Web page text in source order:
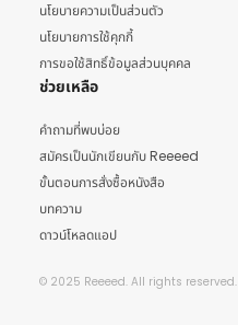
นโยบายความเป็นส่วนตัว
นโยบายการใช้คุกกี้
การขอใช้สิทธิ์ข้อมูลส่วนบุคคล
ช่วยเหลือ
คำถามที่พบบ่อย
สมัครเป็นนักเขียนกับ Reeeed
ขั้นตอนการสั่งซื้อหนังสือ
บทความ
ดาวน์โหลดแอป
© 2025 Reeeed. All rights reserved.